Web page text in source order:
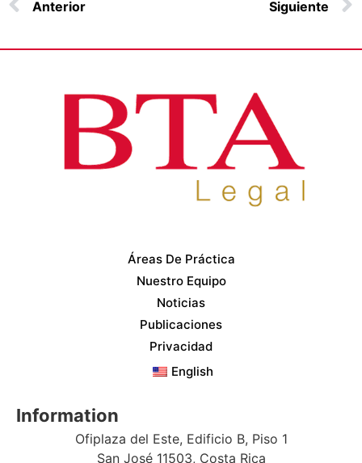
Anterior Siguiente
Áreas De Práctica
Nuestro Equipo
Noticias
Publicaciones
Privacidad
English
Information
Ofiplaza del Este, Edificio B, Piso 1
San José 11503, Costa Rica